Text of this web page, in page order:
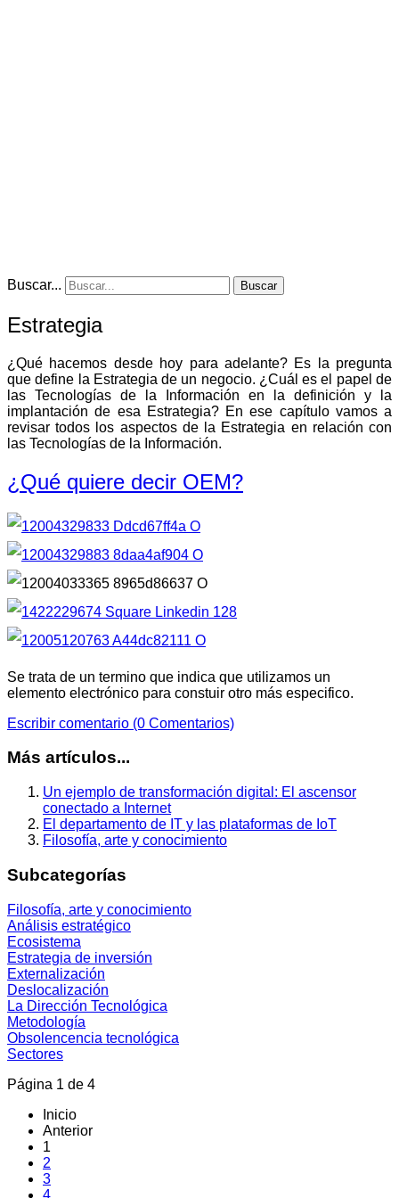
Buscar... Buscar
Estrategia
¿Qué hacemos desde hoy para adelante? Es la pregunta
que define la Estrategia de un negocio. ¿Cuál es el papel de
las Tecnologías de la Información en la definición y la
implantación de esa Estrategia? En ese capítulo vamos a
revisar todos los aspectos de la Estrategia en relación con
las Tecnologías de la Información.
¿Qué quiere decir OEM?
Se trata de un termino que indica que utilizamos un
elemento electrónico para constuir otro más especifico.
Escribir comentario (0 Comentarios)
Más artículos...
Un ejemplo de transformación digital: El ascensor
conectado a Internet
El departamento de IT y las plataformas de IoT
Filosofía, arte y conocimiento
Subcategorías
Filosofía, arte y conocimiento
Análisis estratégico
Ecosistema
Estrategia de inversión
Externalización
Deslocalización
La Dirección Tecnológica
Metodología
Obsolencencia tecnológica
Sectores
Página 1 de 4
Inicio
Anterior
1
2
3
4